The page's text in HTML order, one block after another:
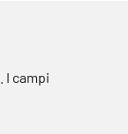
I campi